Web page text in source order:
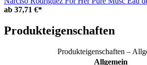
ab 37,71 €*
Produkteigenschaften
Produkteigenschaften –
Allgemein